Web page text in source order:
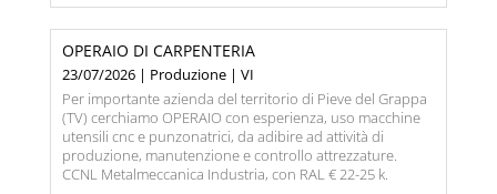
OPERAIO DI CARPENTERIA
23/07/2026 | Produzione | VI
Per importante azienda del territorio di Pieve del Grappa
(TV) cerchiamo OPERAIO con esperienza, uso macchine
utensili cnc e punzonatrici, da adibire ad attività di
produzione, manutenzione e controllo attrezzature.
CCNL Metalmeccanica Industria, con RAL € 22-25 k.